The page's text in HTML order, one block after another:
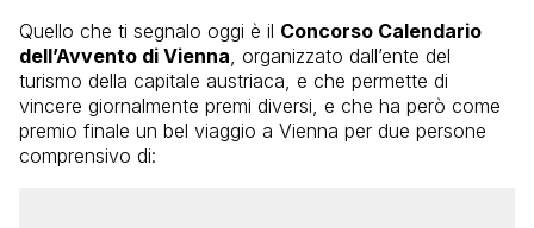
Quello che ti segnalo oggi è il Concorso Calendario
dell’Avvento di Vienna , organizzato dall’ente del
turismo della capitale austriaca, e che permette di
vincere giornalmente premi diversi, e che ha però come
premio finale un bel viaggio a Vienna per due persone
comprensivo di: